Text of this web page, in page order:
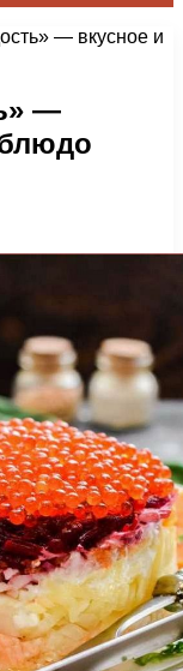
— вкусное и
—